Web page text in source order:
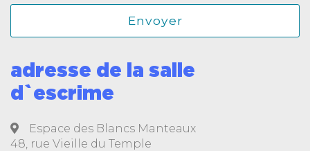
adresse de la salle
d`escrime
Espace des Blancs Manteaux
48, rue Vieille du Temple